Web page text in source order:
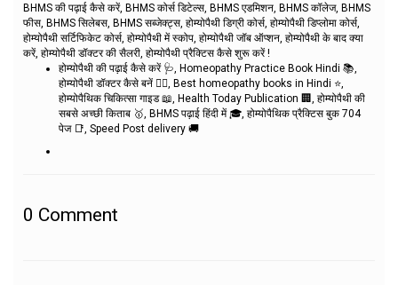
BHMS की पढ़ाई कैसे करें, BHMS कोर्स डिटेल्स, BHMS एडमिशन, BHMS कॉलेज, BHMS
फीस, BHMS सिलेबस, BHMS सब्जेक्ट्स, होम्योपैथी डिग्री कोर्स, होम्योपैथी डिप्लोमा कोर्स,
होम्योपैथी सर्टिफिकेट कोर्स, होम्योपैथी में स्कोप, होम्योपैथी जॉब ऑप्शन, होम्योपैथी के बाद क्या
करें, होम्योपैथी डॉक्टर की सैलरी, होम्योपैथी प्रैक्टिस कैसे शुरू करें !
होम्योपैथी की पढ़ाई कैसे करें 🩺, Homeopathy Practice Book Hindi 📚,
होम्योपैथी डॉक्टर कैसे बनें 👨‍⚕️, Best homeopathy books in Hindi ⭐,
होम्योपैथिक चिकित्सा गाइड 📖, Health Today Publication 🏢, होम्योपैथी की
सबसे अच्छी किताब 🥇, BHMS पढ़ाई हिंदी में 🎓, होम्योपैथिक प्रैक्टिस बुक 704
पेज 📑, Speed Post delivery 🚚
0 Comment